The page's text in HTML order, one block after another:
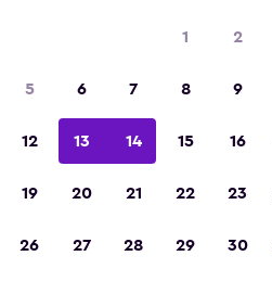
1 2
5 6 7 8 9
12 13 14 15 16
19 20 21 22 23
26 27 28 29 30